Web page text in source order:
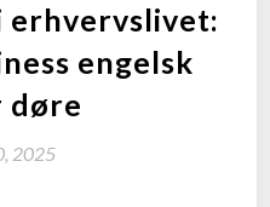
erhvervslivet:
engelsk
døre
2025